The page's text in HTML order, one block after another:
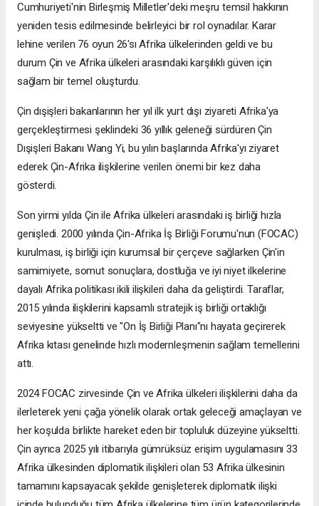
Cumhuriyeti'nin Birleşmiş Milletler'deki meşru temsil hakkının
yeniden tesis edilmesinde belirleyici bir rol oynadılar. Karar
lehine verilen 76 oyun 26'sı Afrika ülkelerinden geldi ve bu
durum Çin ve Afrika ülkeleri arasındaki karşılıklı güven için
sağlam bir temel oluşturdu.
Çin dışişleri bakanlarının her yıl ilk yurt dışı ziyareti Afrika'ya
gerçekleştirmesi şeklindeki 36 yıllık geleneği sürdüren Çin
Dışişleri Bakanı Wang Yi, bu yılın başlarında Afrika'yı ziyaret
ederek Çin-Afrika ilişkilerine verilen önemi bir kez daha
gösterdi.
Son yirmi yılda Çin ile Afrika ülkeleri arasındaki iş birliği hızla
genişledi. 2000 yılında Çin-Afrika İş Birliği Forumu'nun (FOCAC)
kurulması, iş birliği için kurumsal bir çerçeve sağlarken Çin'in
samimiyete, somut sonuçlara, dostluğa ve iyi niyet ilkelerine
dayalı Afrika politikası ikili ilişkileri daha da geliştirdi. Taraflar,
2015 yılında ilişkilerini kapsamlı stratejik iş birliği ortaklığı
seviyesine yükseltti ve "On İş Birliği Planı"nı hayata geçirerek
Afrika kıtası genelinde hızlı modernleşmenin sağlam temellerini
attı.
2024 FOCAC zirvesinde Çin ve Afrika ülkeleri ilişkilerini daha da
ilerleterek yeni çağa yönelik olarak ortak geleceği amaçlayan ve
her koşulda birlikte hareket eden bir topluluk düzeyine yükseltti.
Çin ayrıca 2025 yılı itibarıyla gümrüksüz erişim uygulamasını 33
Afrika ülkesinden diplomatik ilişkileri olan 53 Afrika ülkesinin
tamamını kapsayacak şekilde genişleterek diplomatik ilişki